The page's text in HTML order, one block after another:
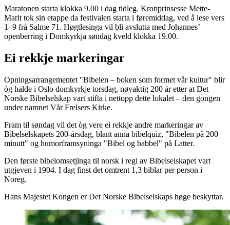
Maratonen starta klokka 9.00 i dag tidleg. Kronprinsesse Mette-
Marit tok sin etappe da festivalen starta i føremiddag, ved å lese vers
1–9 frå Salme 71. Høgtlesinga vil bli avslutta med Johannes’
openberring i Domkyrkja søndag kveld klokka 19.00.
Ei rekkje markeringar
Opningsarrangementet "Bibelen – boken som formet vår kultur" blir
òg halde i Oslo domkyrkje torsdag, nøyaktig 200 år etter at Det
Norske Bibelselskap vart stifta i nettopp dette lokalet – den gongen
under namnet Vår Frelsers Kirke.
Fram til søndag vil det òg vere ei rekkje andre markeringar av
Bibelselskapets 200-årsdag, blant anna bibelquiz, "Bibelen på 200
minutt" og humorframsyninga "Bibel og babbel" på Latter.
Den første bibelomsetjinga til norsk i regi av Bibelselskapet vart
utgjeven i 1904. I dag finst det omtrent 1,3 biblar per person i
Noreg.
Hans Majestet Kongen er Det Norske Bibelselskaps høge beskyttar.